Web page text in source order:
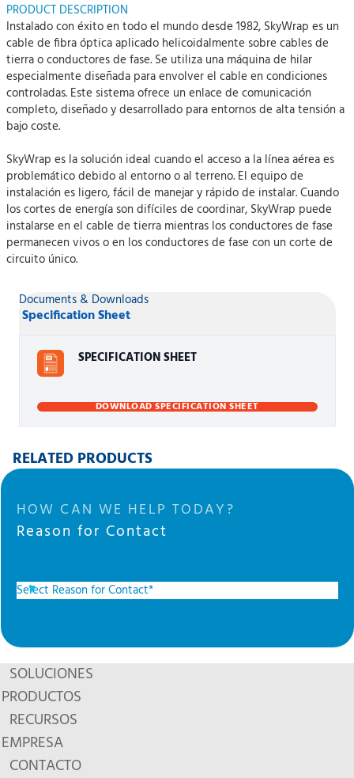
PRODUCT DESCRIPTION
Instalado con éxito en todo el mundo desde 1982, SkyWrap es un
cable de fibra óptica aplicado helicoidalmente sobre cables de
tierra o conductores de fase. Se utiliza una máquina de hilar
especialmente diseñada para envolver el cable en condiciones
controladas. Este sistema ofrece un enlace de comunicación
completo, diseñado y desarrollado para entornos de alta tensión a
bajo coste.
SkyWrap es la solución ideal cuando el acceso a la línea aérea es
problemático debido al entorno o al terreno. El equipo de
instalación es ligero, fácil de manejar y rápido de instalar. Cuando
los cortes de energía son difíciles de coordinar, SkyWrap puede
instalarse en el cable de tierra mientras los conductores de fase
permanecen vivos o en los conductores de fase con un corte de
circuito único.
Documents & Downloads
Specification Sheet
SPECIFICATION SHEET
DOWNLOAD SPECIFICATION SHEET
RELATED PRODUCTS
HOW CAN WE HELP TODAY?
Reason for Contact
SOLUCIONES
PRODUCTOS
RECURSOS
EMPRESA
CONTACTO